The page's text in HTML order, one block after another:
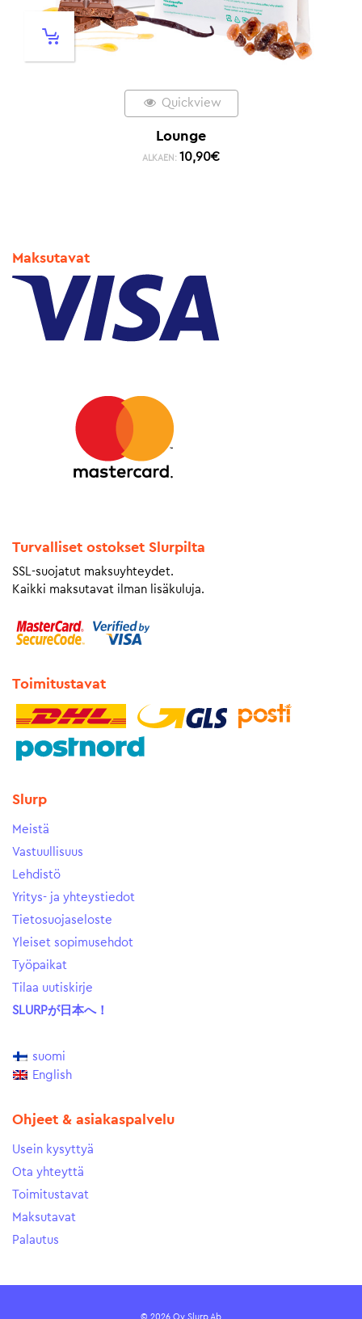
Quickview
Lounge
ALKAEN: 10,90€
Maksutavat
Turvalliset ostokset Slurpilta
SSL-suojatut maksuyhteydet.
Kaikki maksutavat ilman lisäkuluja.
Toimitustavat
Slurp
Meistä
Vastuullisuus
Lehdistö
Yritys- ja yhteystiedot
Tietosuojaseloste
Yleiset sopimusehdot
Työpaikat
Tilaa uutiskirje
SLURPが日本へ！
suomi
English
Ohjeet & asiakaspalvelu
Usein kysyttyä
Ota yhteyttä
Toimitustavat
Maksutavat
Palautus
© 2026 Oy Slurp Ab